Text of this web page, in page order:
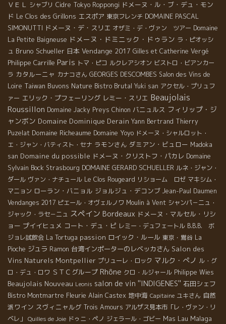
ＶＥＬ シャブリ Cidre Tokyo Roppongi ドメーヌ・ル・ブ・デュ・モン
ド Le Clos des Grillons エスポア 東京フレンチ DOMAINE PASCAL
SIMONUTTI ドメーヌ・デ・スリエ オザミ・デ・ヴァン ツアー Domaine
La Petite Baigneuse ドメーヌ・ドミニック・ドゥラン ラ・ピオッシ
ュ Bruno Schueller 日本 Vendange 2017 Gilles et Catherine Vergé
Philippe Carrille Paris トマ・ピコ ルクレアシオン ビストロ・ビアンカー
ラ カタルーニャ カナコさん GEORGES DESCOMBES Salon des Vins de
Loire Taiwan Buvons Nature Bistro Brutal Yuki san アクセル・プリュフ
ァー エリック・プフェーリング レミー・スリエ Beaujolais
Roussillon Domaine Jacky Preys Chinon バニュルス フィリップ・ジ
ャンボン Domaine Dominique Derain Yann Bertrand Thierry
Puzelat Domaine Richeaume Domaine Yoyo ドメーヌ・シャルロット・
エ・ジャン・バティスト・セナ ラモンさん ダミアン・ビュロー Madoka
san Domaine du possible ドメーヌ・クリストフ・パカレ Domaine
Sylvain Bock Strasbourg DOMAINE GERARD SCHUELLER ルネ・ジャン・
ダール ヴァン・ナチュール Le Clos Rougeard リショーム ロゼ マキシム・
マニョン ローラン・バニョル ジョルジュ・デコンブ Jean-Paul Daumen
Vendanges 2017 ピエール・オヴェルノワ Moulin à Vent シャンパ－ニュ・
ジャック・ラセ－ニュ スペイン Bordeaux ドメーヌ・マルセル・リシ
ョー プイイヒュメ コート・デュ・ピ レミー・デュフェートル B.B.B. ボ
ジョレ試飲会 La Tortuga passion ロイック・ルール 東京・鴬谷 La
Pioche ジュラ Ramon 台湾インポーターのレベッカさん Salon des
Vins Naturels Montpellier プリューレ・ロック マルク・ぺノ ル・グ
ロ・デュ・ロワ ＳＴＣグループ Rhône クロ・ルジャール Philippe Wies
Beaujolais Nouveau Leonis salon de vin ''INDIGENES'' 石田シェフ
Bistro Montmartre Fleurie Alain Castex 地中海 Capitaine ユキさん 自然
派ワイン スヴィニャルグ Trois Amours アルザス見本市「レ・ヴァン・リ
ベレ」
Quilles de Joie ドゥニ・ペノ ジェラール・ゴビー Mas Lau Malaga